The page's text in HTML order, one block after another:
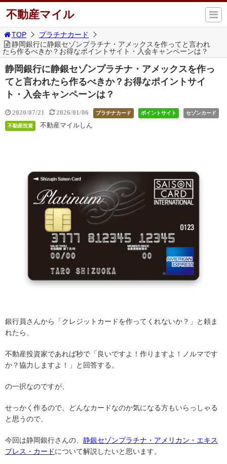
不動産マイル
TOP
プラチナカード
静岡銀行に静銀セゾンプラチナ・アメックスを作ってと言われ
たら作るべきか？お得なポイントサイト・入会キャンペーンは？
静岡銀行に静銀セゾンプラチナ・アメックスを作っ
てと言われたら作るべきか？お得なポイントサイ
ト・入会キャンペーンは？
2020/07/21 2026/01/06 プラチナカード ポイントサイト セゾンカード
不動産投資 不動産マイルしん
銀行員さんから「クレジットカードを作ってくれないか？」と頼ま
れたら、
不動産投資家であれば秒で「良いですよ！作りますよ！ノルマです
か？協力しますよ！」と回答する。
の一択なのですが、
せっかく作るので、どんなカードなのか気になる方もいらっしゃる
と思うので、
今回は静岡銀行さんの、 静銀セゾンプラチナ・アメリカン・エキス
プレス・カードについて解説したいと思います。